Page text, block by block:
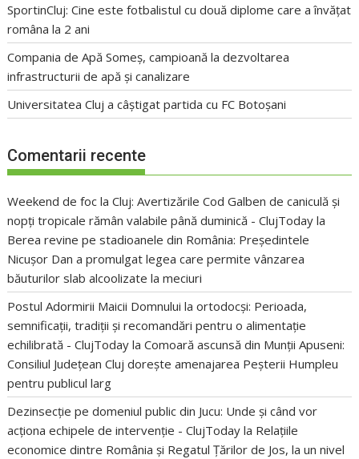
SportinCluj: Cine este fotbalistul cu două diplome care a învățat
româna la 2 ani
Compania de Apă Someș, campioană la dezvoltarea
infrastructurii de apă și canalizare
Universitatea Cluj a câștigat partida cu FC Botoșani
Comentarii recente
Weekend de foc la Cluj: Avertizările Cod Galben de caniculă și
nopți tropicale rămân valabile până duminică - ClujToday la
Berea revine pe stadioanele din România: Președintele
Nicușor Dan a promulgat legea care permite vânzarea
băuturilor slab alcoolizate la meciuri
Postul Adormirii Maicii Domnului la ortodocși: Perioada,
semnificații, tradiții și recomandări pentru o alimentație
echilibrată - ClujToday laComoară ascunsă din Munții Apuseni:
Consiliul Județean Cluj dorește amenajarea Peșterii Humpleu
pentru publicul larg
Dezinsecție pe domeniul public din Jucu: Unde și când vor
acționa echipele de intervenție - ClujToday la Relațiile
economice dintre România și Regatul Țărilor de Jos, la un nivel